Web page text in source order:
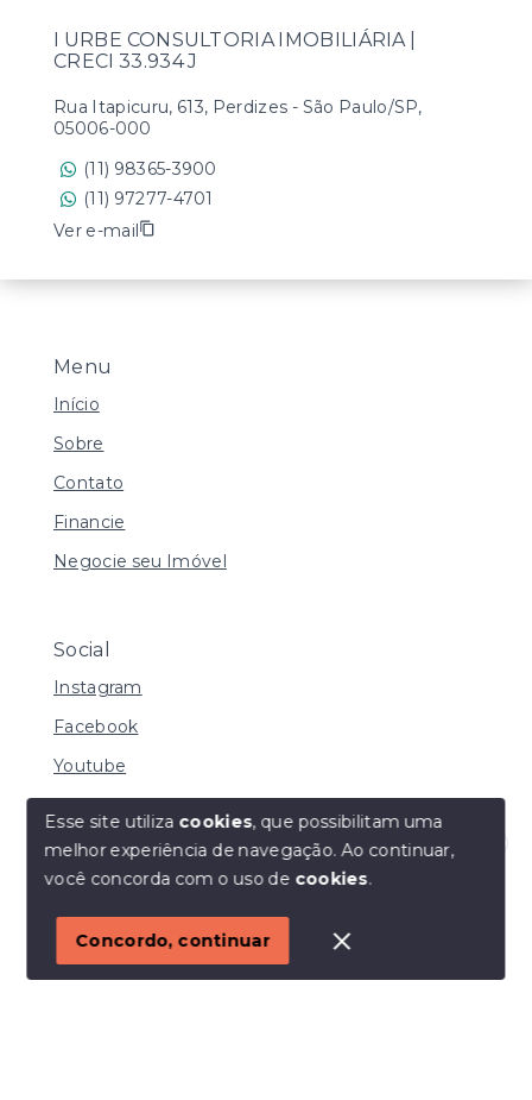
Olá! Estamos disponíveis para te ajudar.
Menu
Início
Sobre
Contato
Financie
Negocie seu Imóvel
Social
Instagram
Facebook
Youtube
© Copyright 2026 - I URBE CONSULTORIA
IMOBILIÁRIA | CRECI 33.934 J - Todos os direitos
SITE PARA IMOBILIARIA
I URBE CONSULTORIA IMOBILIÁRIA |
CRECI 33.934 J
Rua Itapicuru, 613, Perdizes - São Paulo/SP,
05006-000
(11) 98365-3900
(11) 97277-4701
Ver e-mail
Esse site utiliza cookies, que possibilitam uma
melhor experiência de navegação.Ao continuar,
você concorda com o uso de cookies.
Concordo, continuar